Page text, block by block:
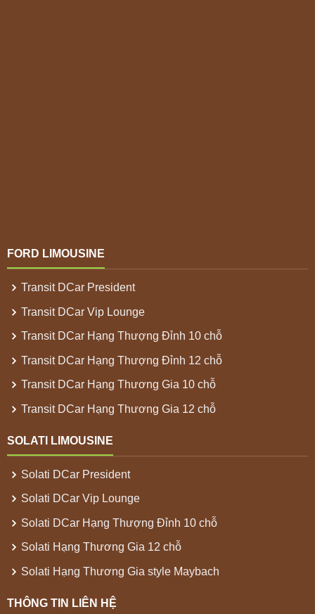
FORD LIMOUSINE
Transit DCar President
Transit DCar Vip Lounge
Transit DCar Hạng Thượng Đỉnh 10 chỗ
Transit DCar Hạng Thượng Đỉnh 12 chỗ
Transit DCar Hạng Thương Gia 10 chỗ
Transit DCar Hạng Thương Gia 12 chỗ
SOLATI LIMOUSINE
Solati DCar President
Solati DCar Vip Lounge
Solati DCar Hạng Thượng Đỉnh 10 chỗ
Solati Hạng Thương Gia 12 chỗ
Solati Hạng Thương Gia style Maybach
THÔNG TIN LIÊN HỆ